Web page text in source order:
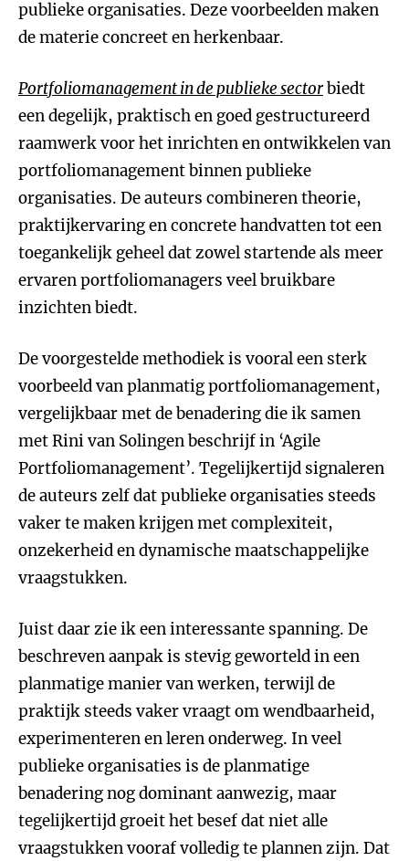
publieke organisaties. Deze voorbeelden maken
de materie concreet en herkenbaar.
Portfoliomanagement in de publieke sectorbiedt
een degelijk, praktisch en goed gestructureerd
raamwerk voor het inrichten en ontwikkelen van
portfoliomanagement binnen publieke
organisaties. De auteurs combineren theorie,
praktijkervaring en concrete handvatten tot een
toegankelijk geheel dat zowel startende als meer
ervaren portfoliomanagers veel bruikbare
inzichten biedt.
De voorgestelde methodiek is vooral een sterk
voorbeeld van planmatig portfoliomanagement,
vergelijkbaar met de benadering die ik samen
met Rini van Solingen beschrijf in ‘Agile
Portfoliomanagement’. Tegelijkertijd signaleren
de auteurs zelf dat publieke organisaties steeds
vaker te maken krijgen met complexiteit,
onzekerheid en dynamische maatschappelijke
vraagstukken.
Juist daar zie ik een interessante spanning. De
beschreven aanpak is stevig geworteld in een
planmatige manier van werken, terwijl de
praktijk steeds vaker vraagt om wendbaarheid,
experimenteren en leren onderweg. In veel
publieke organisaties is de planmatige
benadering nog dominant aanwezig, maar
tegelijkertijd groeit het besef dat niet alle
vraagstukken vooraf volledig te plannen zijn. Dat